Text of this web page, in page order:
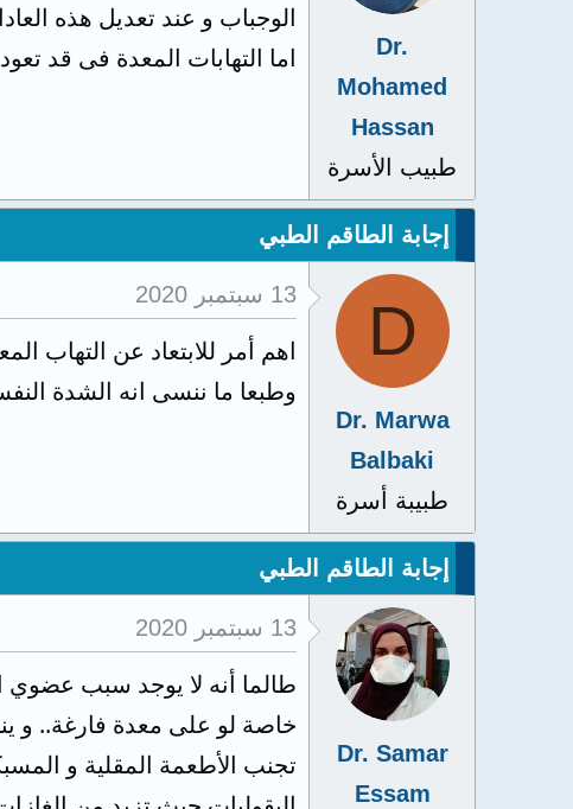
Dr.
Mohamed
Hassan
طبيب الأسرة
الوجباب و عند تعديل هذه
اما التهابات المعدة فى قد
إجابة الطاقم الطبي
D
Dr. Marwa
Balbaki
طبيبة أسرة
13 سبتمبر 2020
اهم أمر للابتعاد عن التهاب
وطبعا ما ننسى انه الشدة
إجابة الطاقم الطبي
Dr. Samar
Essam
13 سبتمبر 2020
طالما أنه لا يوجد سبب عضوي
خاصة لو على معدة فارغة.. و
تجنب الأطعمة المقلية و